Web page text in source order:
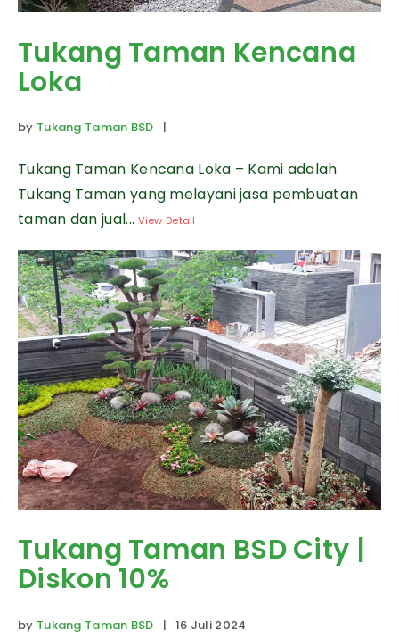
Tukang Taman Kencana
Loka
by Tukang Taman BSD |
Tukang Taman Kencana Loka – Kami adalah
Tukang Taman yang melayani jasa pembuatan
taman dan jual...View Detail
Tukang Taman BSD City |
Diskon 10%
by Tukang Taman BSD | 16 Juli 2024